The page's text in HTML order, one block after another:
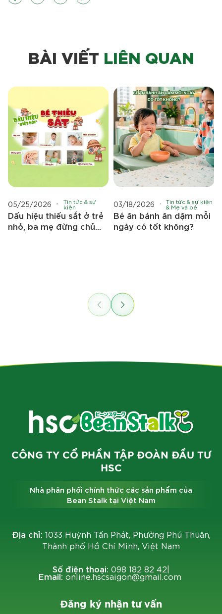
BÀI VIẾT LIÊN QUAN
05/25/2026 Tin tức & sự
kiện
Dấu hiệu thiếu sắt ở trẻ
nhỏ, ba mẹ đừng chủ
03/18/2026 Tin tức & sự kiện
& Mẹ và bé
Bé ăn bánh ăn dặm mỗi
ngày có tốt không?
CÔNG TY CỔ PHẦN TẬP ĐOÀN ĐẦU TƯ
HSC
Nhà phân phối chính thức các sản phẩm của
Bean Stalk tại Việt Nam
Địa chỉ: 1033 Huỳnh Tấn Phát, Phường Phú Thuận,
Thành phố Hồ Chí Minh, Việt Nam
Số điện thoại: 098 182 82 42|
Email: online.hscsaigon@gmail.com
Đăng ký nhận tư vấn